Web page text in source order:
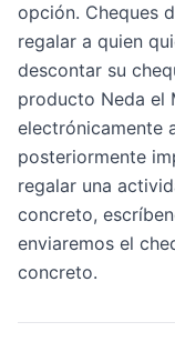
opción. Cheques
regalar a quien
descontar su
producto Neda el
electrónicamente
posteriormente
regalar una
concreto,
enviaremos el
concreto.